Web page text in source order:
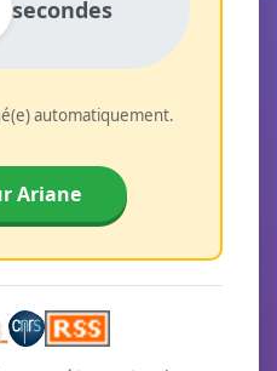
secondes
automatiquement.
Ariane